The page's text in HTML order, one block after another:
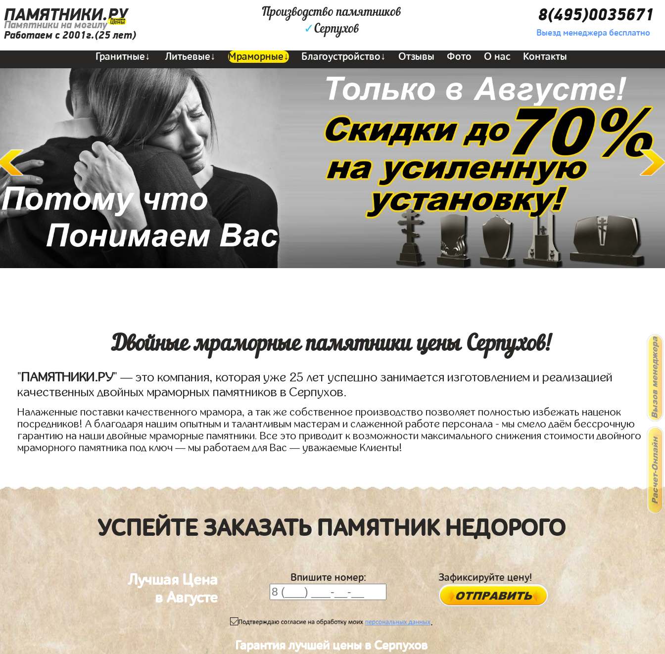
ПАМЯТНИКИ.РУ
Памятники на могилу
Работаем с 2001г.(25 лет)
Производство памятников
✓Серпухов
8(495)0035671
Выезд менеджера бесплатно
Гранитные↓ Литьевые↓ Мраморные↓ Благоустройство↓ Отзывы Фото О нас Контакты
Двойные мраморные памятники цены Серпухов!
"ПАМЯТНИКИ.РУ" — это компания, которая уже 25 лет успешно занимается изготовлением и реализацией
качественных двойных мраморных памятников в Серпухов.
Налаженные поставки качественного мрамора, а так же собственное производство позволяет полностью избежать наценок
посредников! А благодаря нашим опытным и талантливым мастерам и слаженной работе персонала - мы смело даём бессрочную
гарантию на наши двойные мраморные памятники. Все это приводит к возможности максимального снижения стоимости двойного
мраморного памятника под ключ — мы работаем для Вас — уважаемые Клиенты!
УСПЕЙТЕ ЗАКАЗАТЬ ПАМЯТНИК НЕДОРОГО
Лучшая Цена
в Августе
Впишите номер: Зафиксируйте цену!
.
Гарантия лучшей цены в Серпухов